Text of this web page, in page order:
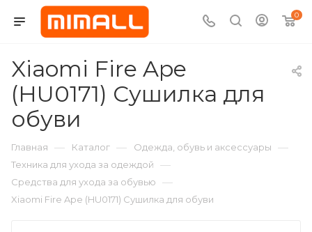
0
Xiaomi Fire Ape
(HU0171) Сушилка для
обуви
Главная — Каталог — Одежда, обувь и аксессуары —
Техника для ухода за одеждой —
Средства для ухода за обувью —
Xiaomi Fire Ape (HU0171) Сушилка для обуви